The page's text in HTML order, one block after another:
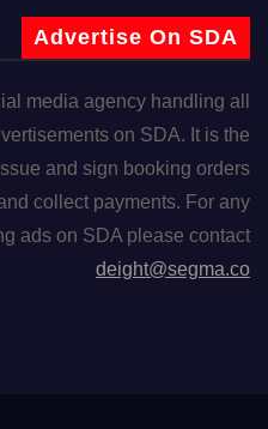
Advertise On SDA
media agency handling all
on SDA. It is the
and sign booking orders
collect payments. For any
ads on SDA please contact
deight@segma.co